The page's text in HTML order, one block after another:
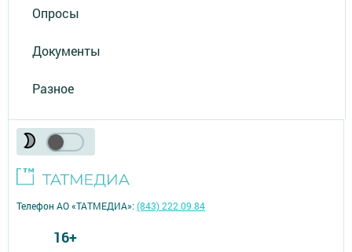
Опросы
Документы
Разное
Телефон АО «ТАТМЕДИА»:(843) 222 09 84
16+